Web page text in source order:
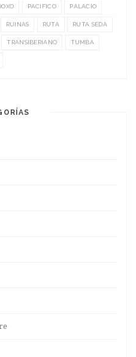
PACIFICO PALACIO
RUINAS RUTA RUTA SEDA
TRANSIBERIANO TUMBA